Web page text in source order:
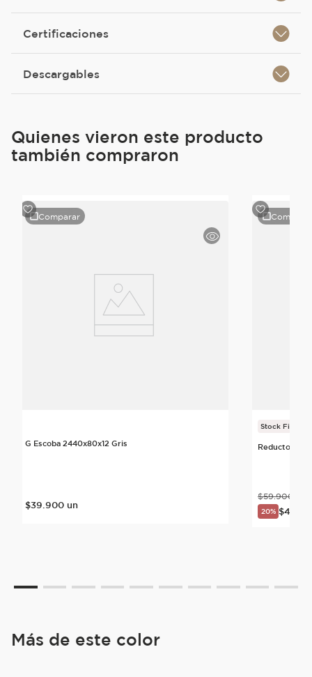
Certificaciones
Descargables
Quienes vieron este producto
también compraron
Comparar
G Escoba 2440x80x12 Gris
$39.900 un
Comparar
Stock Final
Reductor
$59.900
20% $47
Más de este color